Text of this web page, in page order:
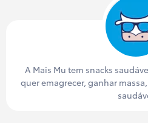
A Mais Mu tem snacks
quer emagrecer, ganhar